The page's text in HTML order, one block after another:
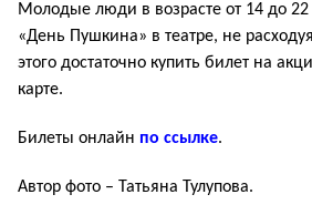
Молодые люди в возрасте от 14 до 22
«День Пушкина» в театре, не
этого достаточно купить билет на
карте.
Билеты онлайн по ссылке.
Автор фото – Татьяна Тулупова.